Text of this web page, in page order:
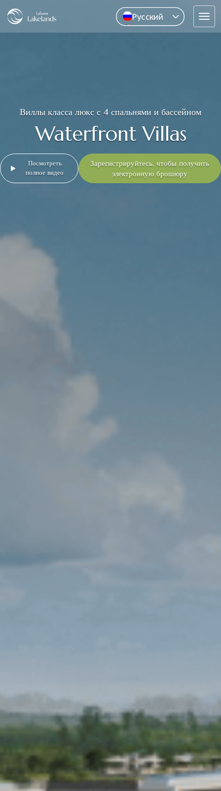
Pусский
English
Виллы класса люкс с 4 спальнями и бассейном
Waterfront Villas
Посмотреть
полное видео
Зарегистрируйтесь, чтобы получить
электронную брошюру